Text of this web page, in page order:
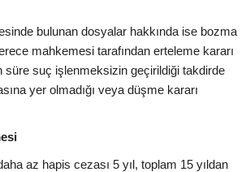
bulunan dosyalar hakkında ise bozma
mahkemesi tarafından erteleme kararı
süre suç işlenmeksizin geçirildiği takdirde
yer olmadığı veya düşme kararı
az hapis cezası 5 yıl, toplam 15 yıldan